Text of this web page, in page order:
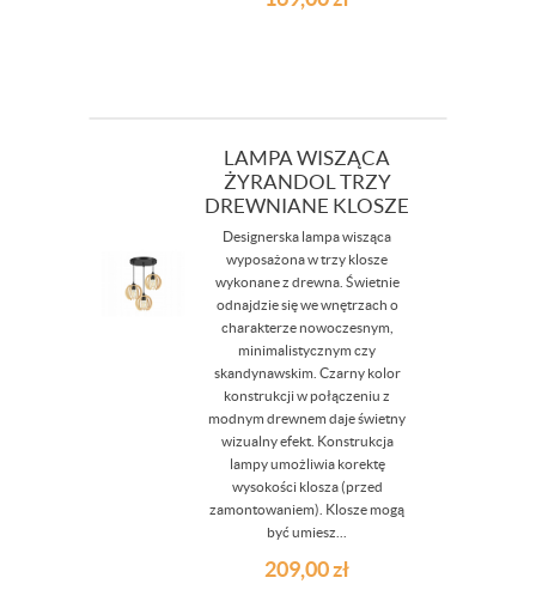
LAMPA WISZĄCA
ŻYRANDOL TRZY
DREWNIANE KLOSZE
Designerska lampa wisząca
wyposażona w trzy klosze
wykonane z drewna. Świetnie
odnajdzie się we wnętrzach o
charakterze nowoczesnym,
minimalistycznym czy
skandynawskim. Czarny kolor
konstrukcji w połączeniu z
modnym drewnem daje świetny
wizualny efekt. Konstrukcja
lampy umożliwia korektę
wysokości klosza (przed
zamontowaniem). Klosze mogą
być umiesz...
209,00zł